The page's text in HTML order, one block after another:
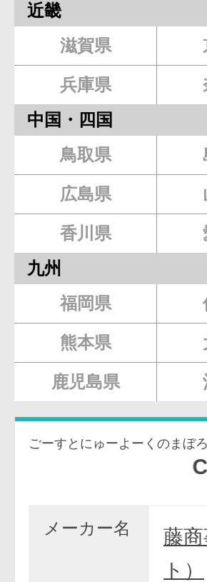
近畿
滋賀県
兵庫県
中国・四国
鳥取県
広島県
香川県
九州
福岡県
熊本県
鹿児島県
ごーすとにゅーよーくのまぼ
CRゴ
メーカー名
藤
ト）